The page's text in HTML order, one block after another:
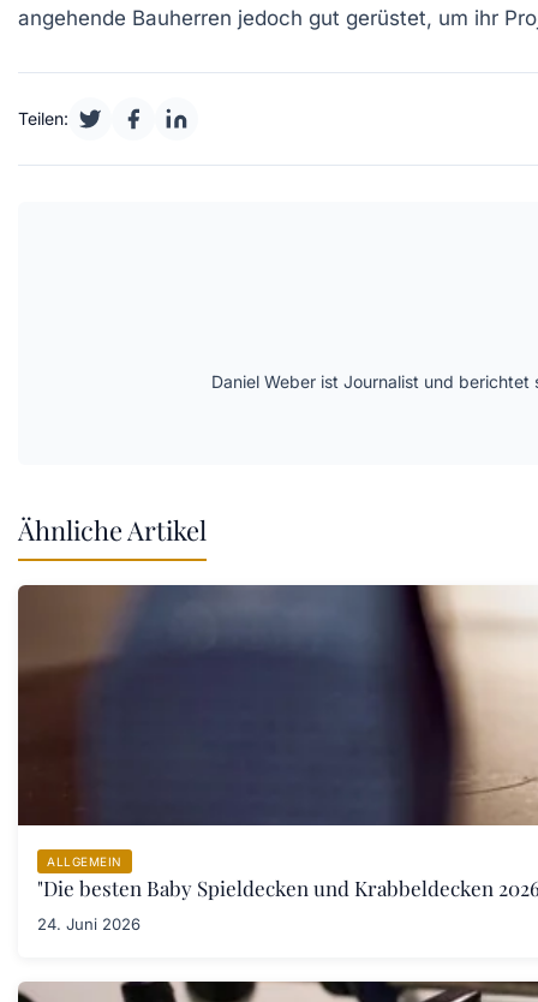
angehende Bauherren jedoch gut gerüstet, um ihr
Teilen:
Daniel Weber ist Journalist und
Ähnliche Artikel
ALLGEMEIN
"Die besten Baby Spieldecken und Krabbeldecken
24. Juni 2026